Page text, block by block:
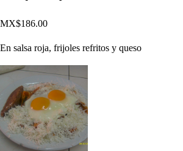
MX$186.00
En salsa roja, frijoles refritos y queso